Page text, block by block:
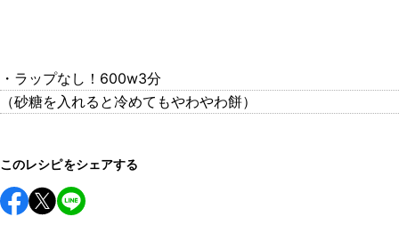
・ラップなし！600w3分
（砂糖を入れると冷めてもやわやわ餅）
このレシピをシェアする